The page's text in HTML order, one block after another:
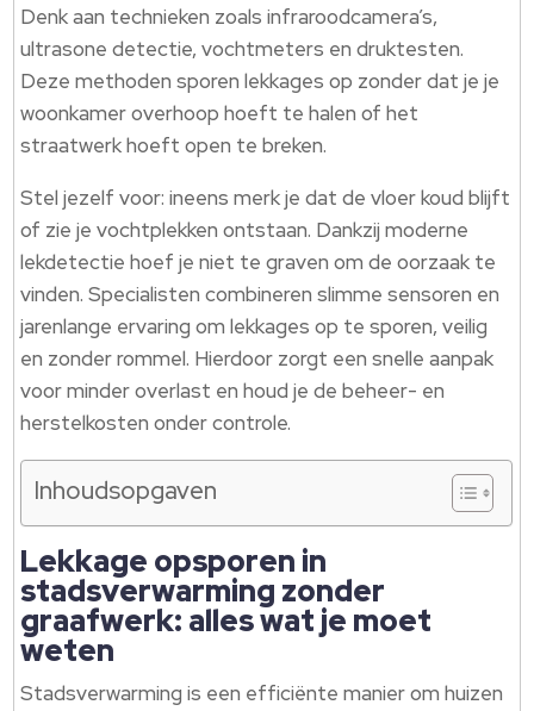
Denk aan technieken zoals infraroodcamera’s,
ultrasone detectie, vochtmeters en druktesten.
Deze methoden sporen lekkages op zonder dat je je
woonkamer overhoop hoeft te halen of het
straatwerk hoeft open te breken.
Stel jezelf voor: ineens merk je dat de vloer koud blijft
of zie je vochtplekken ontstaan. Dankzij moderne
lekdetectie hoef je niet te graven om de oorzaak te
vinden. Specialisten combineren slimme sensoren en
jarenlange ervaring om lekkages op te sporen, veilig
en zonder rommel. Hierdoor zorgt een snelle aanpak
voor minder overlast en houd je de beheer- en
herstelkosten onder controle.
Inhoudsopgaven
Lekkage opsporen in
stadsverwarming zonder
graafwerk: alles wat je moet
weten
Stadsverwarming is een efficiënte manier om huizen